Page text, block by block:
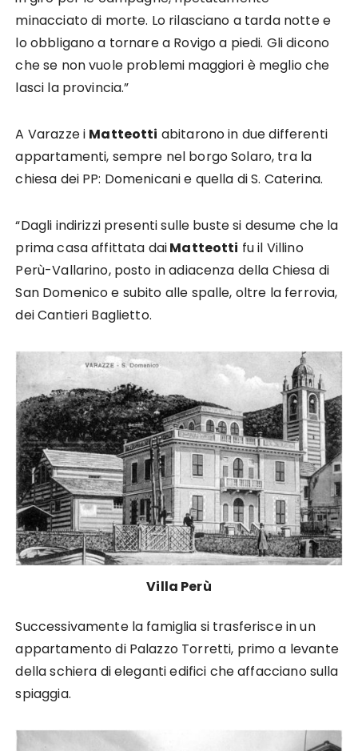
minacciato di morte. Lo rilasciano a tarda notte e
lo obbligano a tornare a Rovigo a piedi. Gli dicono
che se non vuole problemi maggiori è meglio che
lasci la provincia.”
A Varazze i Matteotti abitarono in due differenti
appartamenti, sempre nel borgo Solaro, tra la
chiesa dei PP: Domenicani e quella di S. Caterina.
“Dagli indirizzi presenti sulle buste si desume che la
prima casa affittata daiMatteotti fu il Villino
Perù-Vallarino, posto in adiacenza della Chiesa di
San Domenico e subito alle spalle, oltre la ferrovia,
dei Cantieri Baglietto.
Villa Perù
Successivamente la famiglia si trasferisce in un
appartamento di Palazzo Torretti, primo a levante
della schiera di eleganti edifici che affacciano sulla
spiaggia.